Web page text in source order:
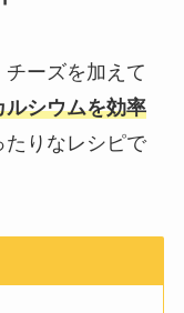
ーズを加えて
シウムを効率
りなレシピで